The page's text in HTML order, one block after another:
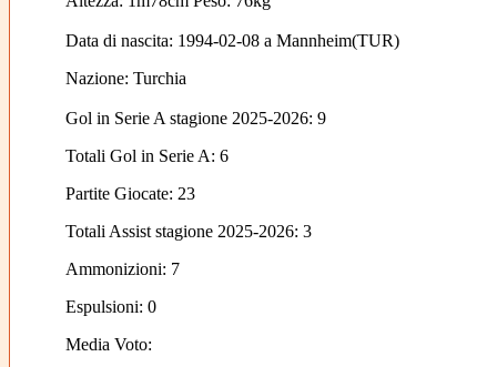
Data di nascita: 1994-02-08 a Mannheim(TUR)
Nazione: Turchia
Gol in Serie A stagione 2025-2026: 9
Totali Gol in Serie A: 6
Partite Giocate: 23
Totali Assist stagione 2025-2026: 3
Ammonizioni: 7
Espulsioni: 0
Media Voto: